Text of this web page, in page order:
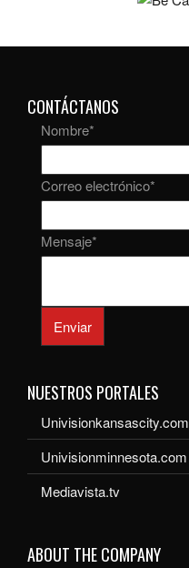
CONTÁCTANOS
Nombre*
Correo electrónico*
Mensaje*
Enviar
NUESTROS PORTALES
Univisionkansascity.com
Univisionminnesota.com
Mediavista.tv
ABOUT THE COMPANY